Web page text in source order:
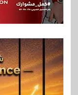
6